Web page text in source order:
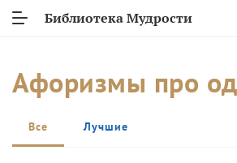
Библиотека Мудрости
Афоризмы про
Все Лучшие